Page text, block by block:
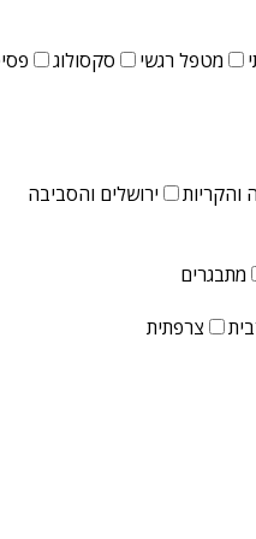
מטפל רגשי סקסולוג
והקריות ירושלים והסביבה
מתבגרים
צרפתית